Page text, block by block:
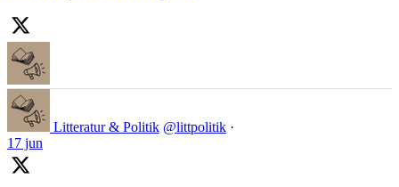
Litteratur & Politik @littpolitik ·
17 jun